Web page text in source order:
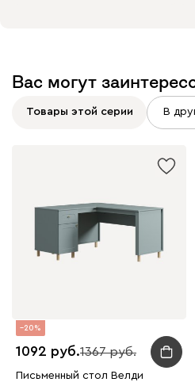
Вас могут
Товары этой серии В
20
1092 1367
Письменный стол Велди